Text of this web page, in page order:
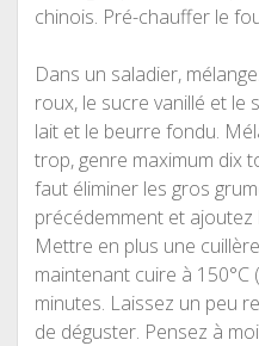
chinois. Pré-chauffer le
Dans un saladier,
roux, le sucre vanillé et le
lait et le beurre fondu.
trop, genre maximum dix
faut éliminer les gros
précédemment et ajoutez
Mettre en plus une
maintenant cuire à
minutes. Laissez un peu
de déguster. Pensez à moi